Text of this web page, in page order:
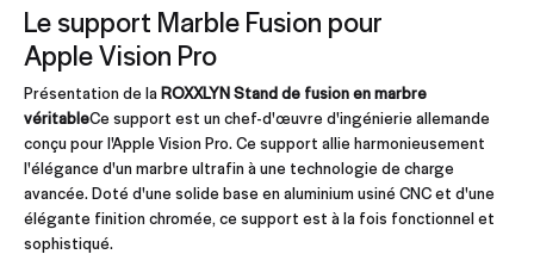
Le support Marble Fusion pour
Apple Vision Pro
Présentation de la ROXXLYN Stand de fusion en marbre
véritableCe support est un chef-d'œuvre d'ingénierie allemande
conçu pour l'Apple Vision Pro. Ce support allie harmonieusement
l'élégance d'un marbre ultrafin à une technologie de charge
avancée. Doté d'une solide base en aluminium usiné CNC et d'une
élégante finition chromée, ce support est à la fois fonctionnel et
sophistiqué.